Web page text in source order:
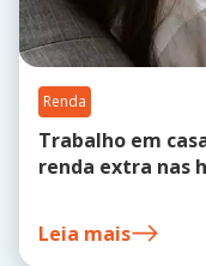
Renda
Trabalho em
renda extra nas
Leia mais